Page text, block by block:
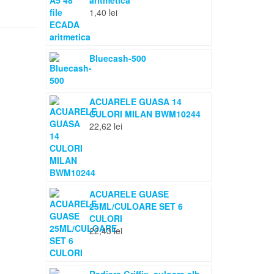
1,40 lei
Bluecash-500
ACUARELE GUASA 14
CULORI MILAN BWM10244
22,62 lei
ACUARELE GUASE
25ML/CULOARE SET 6
CULORI
22,43lei